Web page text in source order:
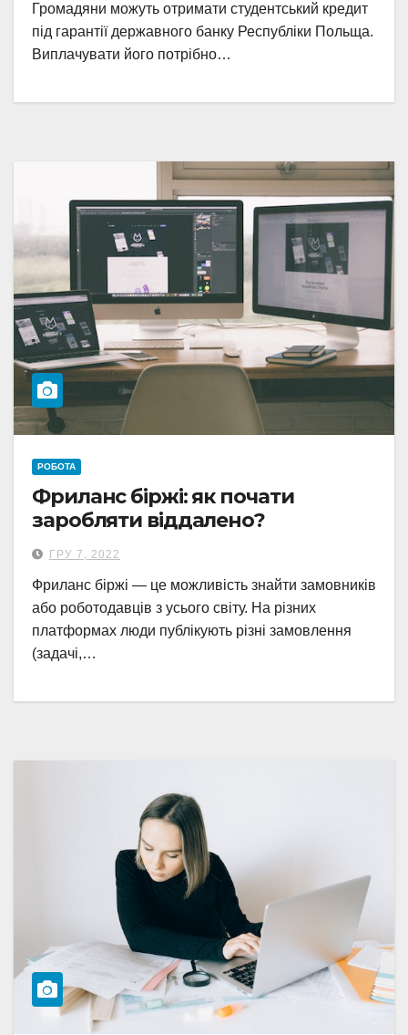
Громадяни можуть отримати студентський кредит
під гарантії державного банку Республіки Польща.
Виплачувати його потрібно…
РОБОТА
Фриланс біржі: як почати
заробляти віддалено?
ГРУ 7, 2022
Фриланс біржі — це можливість знайти замовників
або роботодавців з усього світу. На різних
платформах люди публікують різні замовлення
(задачі,…